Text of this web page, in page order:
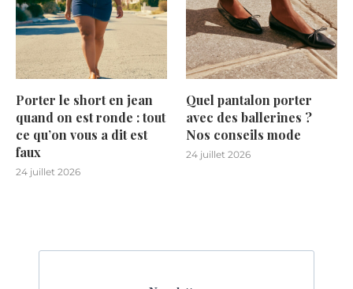
Porter le short en jean
quand on est ronde : tout
ce qu’on vous a dit est
faux
24 juillet 2026
Quel pantalon porter
avec des ballerines ?
Nos conseils mode
24 juillet 2026